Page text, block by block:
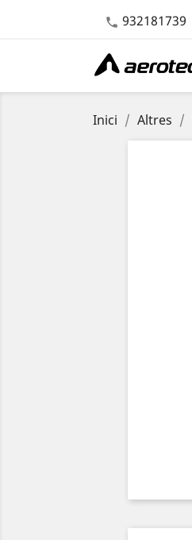
 932181739
Inici Altres